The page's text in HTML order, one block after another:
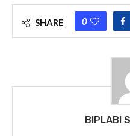
SHARE 0
BIPLABI